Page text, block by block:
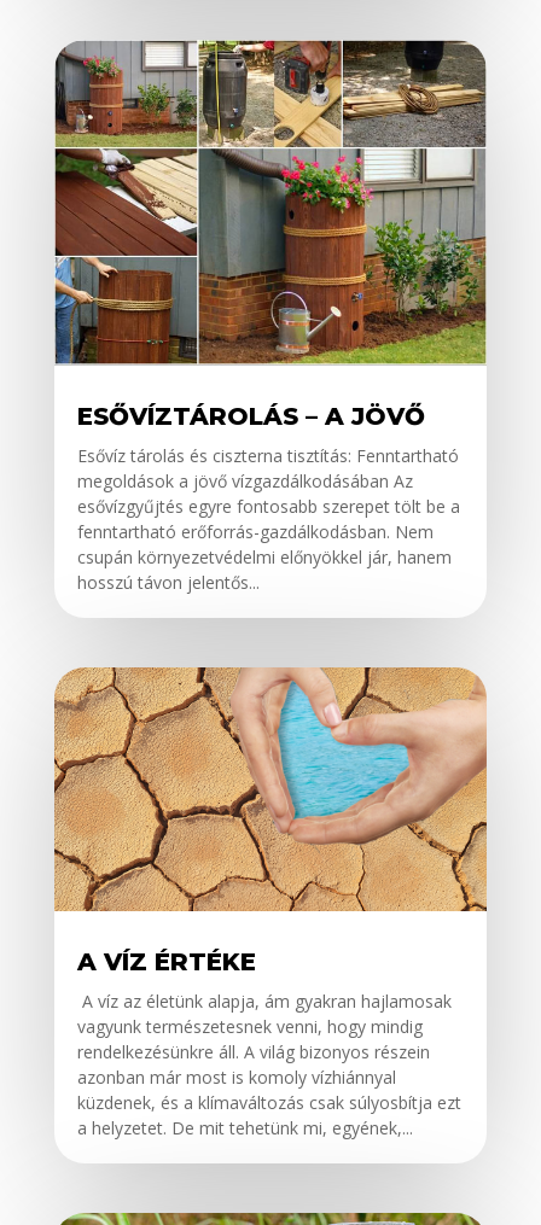
ESŐVÍZTÁROLÁS – A JÖVŐ
Esővíz tárolás és ciszterna tisztítás: Fenntartható
megoldások a jövő vízgazdálkodásában Az
esővízgyűjtés egyre fontosabb szerepet tölt be a
fenntartható erőforrás-gazdálkodásban. Nem
csupán környezetvédelmi előnyökkel jár, hanem
hosszú távon jelentős...
A VÍZ ÉRTÉKE
A víz az életünk alapja, ám gyakran hajlamosak
vagyunk természetesnek venni, hogy mindig
rendelkezésünkre áll. A világ bizonyos részein
azonban már most is komoly vízhiánnyal
küzdenek, és a klímaváltozás csak súlyosbítja ezt
a helyzetet. De mit tehetünk mi, egyének,...